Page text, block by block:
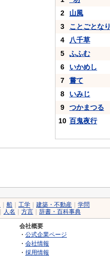
2
山風
3
ことごとなり
4
八千草
5
ふふむ
6
いかめし
7
嘗て
8
いみじ
9
つかまつる
10 百鬼夜行
船 工学 建築・不動産
学問
人名 方言 辞書・百科事典
会社概要
・ 公式企業ページ
・ 会社情報
・ 採用情報